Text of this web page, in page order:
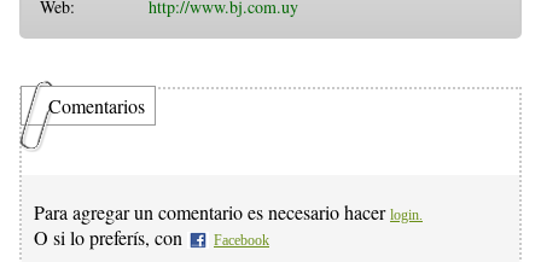
Web:
http://www.bj.com.uy
Comentarios
Para agregar un comentario es necesario hacer login.
O si lo preferís, con Facebook